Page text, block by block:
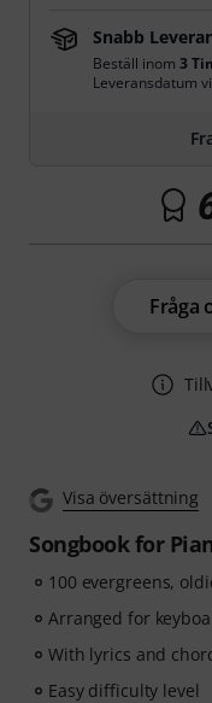
Visa översättning
Songbook for
100 evergreens,
Arranged for
With lyrics and
Easy difficulty level
Snabb
Beställ inom 3
Leveransdatum
Fråga